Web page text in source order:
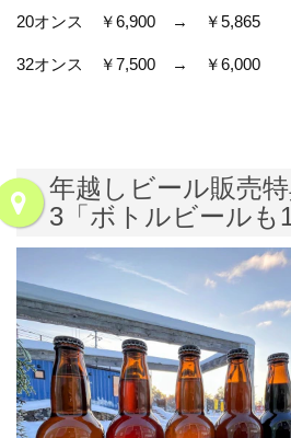
20オンス ￥6,900 → ￥5,865
32オンス ￥7,500 → ￥6,000
年越しビール販売
3「ボトルビールも